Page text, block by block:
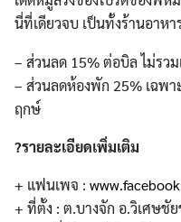
นี่ที่เดียวจบ เป็นทั้งร้านอาห
– ส่วนลด 15% ต่อบิล ไม่รวม
– ส่วนลดห้องพัก 25% เฉพ
ฤกษ์
?รายละเอียดเพิ่มเติม
+ แฟนเพจ :
+ ที่ตั้ง : ต.บางจัก อ.วิเศษชั